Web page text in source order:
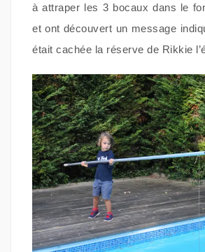
à attraper les 3 bocaux dans le
et ont découvert un message
était cachée la réserve de Rikkie